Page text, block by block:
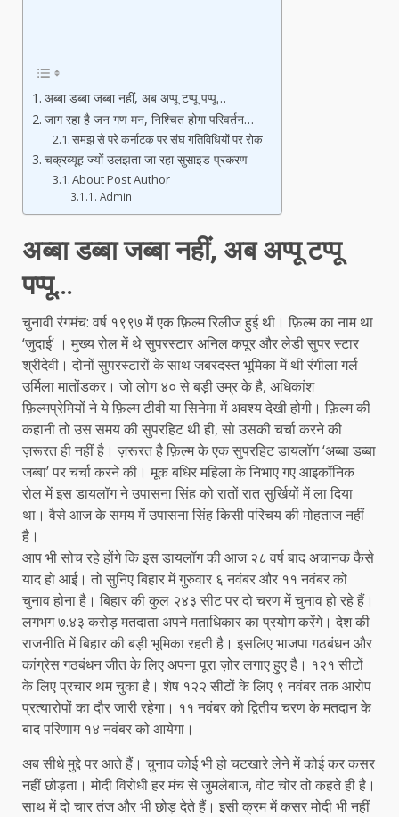
अब्बा डब्बा जब्बा नहीं, अब अप्पू टप्पू पप्पू…
जाग रहा है जन गण मन, निश्चित होगा परिवर्तन…
समझ से परे कर्नाटक पर संघ गतिविधियों पर रोक
चक्रव्यूह ज्यों उलझता जा रहा सुसाइड प्रकरण
About Post Author
Admin
अब्बा डब्बा जब्बा नहीं, अब अप्पू टप्पू
पप्पू…
चुनावी रंगमंच: वर्ष १९९७ में एक फ़िल्म रिलीज हुई थी। फ़िल्म का नाम था
‘जुदाई’ । मुख्य रोल में थे सुपरस्टार अनिल कपूर और लेडी सुपर स्टार
श्रीदेवी। दोनों सुपरस्टारों के साथ जबरदस्त भूमिका में थी रंगीला गर्ल
उर्मिला मातोंडकर। जो लोग ४० से बड़ी उम्र के है, अधिकांश
फ़िल्मप्रेमियों ने ये फ़िल्म टीवी या सिनेमा में अवश्य देखी होगी। फ़िल्म की
कहानी तो उस समय की सुपरहिट थी ही, सो उसकी चर्चा करने की
ज़रूरत ही नहीं है। ज़रूरत है फ़िल्म के एक सुपरहिट डायलॉग ‘अब्बा डब्बा
जब्बा’ पर चर्चा करने की। मूक बधिर महिला के निभाए गए आइकॉनिक
रोल में इस डायलॉग ने उपासना सिंह को रातों रात सुर्खियों में ला दिया
था। वैसे आज के समय में उपासना सिंह किसी परिचय की मोहताज नहीं
है।
आप भी सोच रहे होंगे कि इस डायलॉग की आज २८ वर्ष बाद अचानक कैसे
याद हो आई। तो सुनिए बिहार में गुरुवार ६ नवंबर और ११ नवंबर को
चुनाव होना है। बिहार की कुल २४३ सीट पर दो चरण में चुनाव हो रहे हैं।
लगभग ७.४३ करोड़ मतदाता अपने मताधिकार का प्रयोग करेंगे। देश की
राजनीति में बिहार की बड़ी भूमिका रहती है। इसलिए भाजपा गठबंधन और
कांग्रेस गठबंधन जीत के लिए अपना पूरा ज़ोर लगाए हुए है। १२१ सीटों
के लिए प्रचार थम चुका है। शेष १२२ सीटों के लिए ९ नवंबर तक आरोप
प्रत्यारोपों का दौर जारी रहेगा। ११ नवंबर को द्वितीय चरण के मतदान के
बाद परिणाम १४ नवंबर को आयेगा।
अब सीधे मुद्दे पर आते हैं। चुनाव कोई भी हो चटखारे लेने में कोई कर कसर
नहीं छोड़ता। मोदी विरोधी हर मंच से जुमलेबाज, वोट चोर तो कहते ही है।
साथ में दो चार तंज और भी छोड़ देते हैं। इसी क्रम में कसर मोदी भी नहीं